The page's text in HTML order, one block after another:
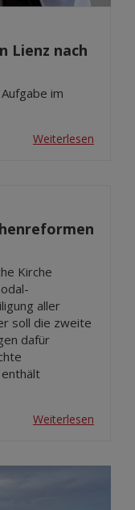
Lienz nach
im
Weiterlesen
Kirche
aller
soll die zweite
dafür
Weiterlesen